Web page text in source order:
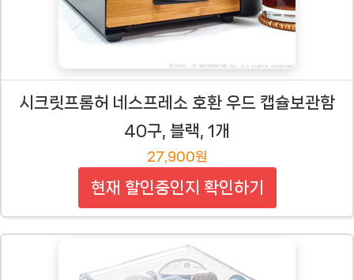
시크릿프롬허 네스프레소 호환 우드 캡슐보관함
40구, 블랙, 1개
27,900원
현재 할인중인지 확인하기